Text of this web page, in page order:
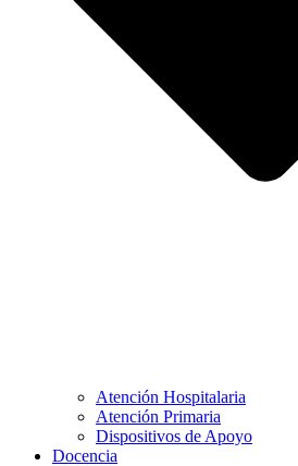
Atención Hospitalaria
Atención Primaria
Dispositivos de Apoyo
Docencia